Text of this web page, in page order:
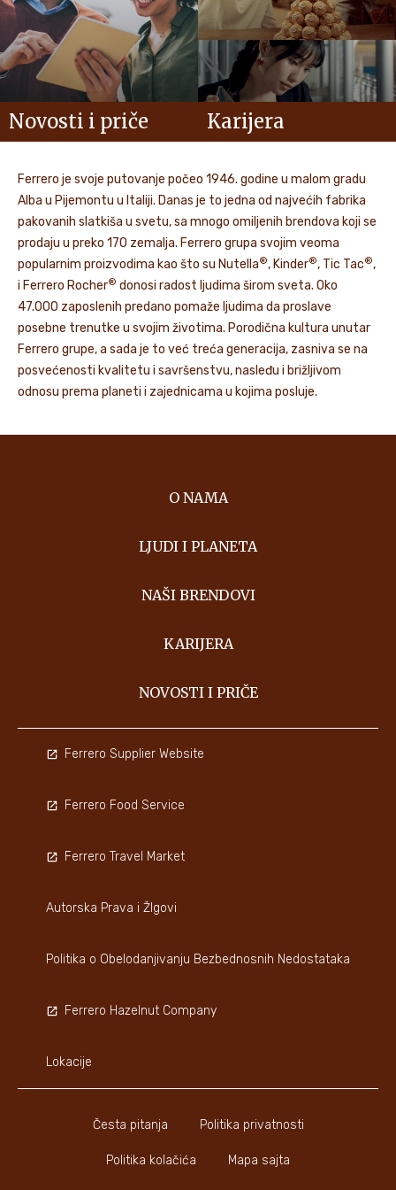
Novosti i priče Karijera
Ferrero je svoje putovanje počeo 1946. godine u malom gradu
Alba u Pijemontu u Italiji. Danas je to jedna od najvećih fabrika
pakovanih slatkiša u svetu, sa mnogo omiljenih brendova koji se
prodaju u preko 170 zemalja. Ferrero grupa svojim veoma
popularnim proizvodima kao što su Nutella®, Kinder®, Tic Tac®,
i Ferrero Rocher® donosi radost ljudima širom sveta. Oko
47.000 zaposlenih predano pomaže ljudima da proslave
posebne trenutke u svojim životima. Porodična kultura unutar
Ferrero grupe, a sada je to već treća generacija, zasniva se na
posvećenosti kvalitetu i savršenstvu, nasleđu i brižljivom
odnosu prema planeti i zajednicama u kojima posluje.
O NAMA
LJUDI I PLANETA
NAŠI BRENDOVI
KARIJERA
NOVOSTI I PRIČE
Česta pitanja Politika privatnosti
Politika kolačića Mapa sajta
Ferrero Supplier Website
Ferrero Food Service
Ferrero Travel Market
Autorska Prava i ŽIgovi
Politika o Obelodanjivanju Bezbednosnih Nedostataka
Ferrero Hazelnut Company
Lokacije